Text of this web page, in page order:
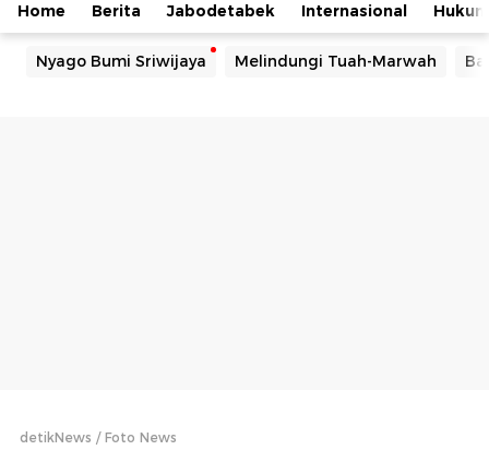
Home Berita Jabodetabek Internasional Hukum
Nyago Bumi Sriwijaya Melindungi Tuah-Marwah
detikNews Foto News